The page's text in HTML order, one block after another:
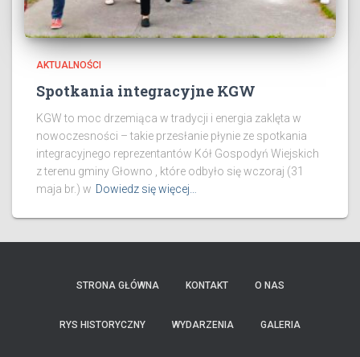
AKTUALNOŚCI
Spotkania integracyjne KGW
KGW to moc drzemiąca w tradycji i energia zaklęta w
nowoczesności – takie przesłanie płynie ze spotkania
integracyjnego reprezentantów Kół Gospodyń Wiejskich
z terenu gminy Głowno , które odbyło się wczoraj (31
maja br.) w Dowiedz się więcej…
STRONA GŁÓWNA KONTAKT O NAS
RYS HISTORYCZNY WYDARZENIA GALERIA